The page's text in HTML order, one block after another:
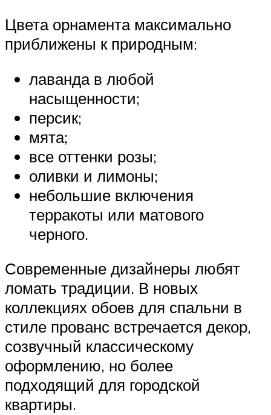
Цвета орнамента максимально
приближены к природным:
лаванда в любой
насыщенности;
персик;
мята;
все оттенки розы;
оливки и лимоны;
небольшие включения
терракоты или матового
черного.
Современные дизайнеры любят
ломать традиции. В новых
коллекциях обоев для спальни в
стиле прованс встречается декор,
созвучный классическому
оформлению, но более
подходящий для городской
квартиры.